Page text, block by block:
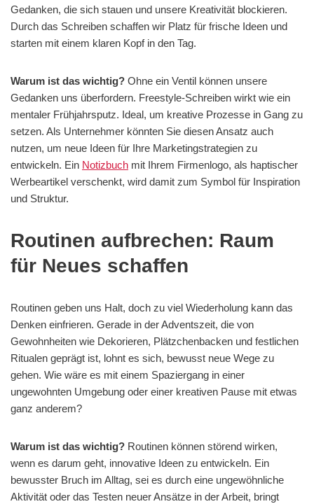
Gedanken, die sich stauen und unsere Kreativität blockieren.
Durch das Schreiben schaffen wir Platz für frische Ideen und
starten mit einem klaren Kopf in den Tag.
Warum ist das wichtig? Ohne ein Ventil können unsere
Gedanken uns überfordern. Freestyle-Schreiben wirkt wie ein
mentaler Frühjahrsputz. Ideal, um kreative Prozesse in Gang zu
setzen. Als Unternehmer könnten Sie diesen Ansatz auch
nutzen, um neue Ideen für Ihre Marketingstrategien zu
entwickeln. Ein Notizbuch mit Ihrem Firmenlogo, als haptischer
Werbeartikel verschenkt, wird damit zum Symbol für Inspiration
und Struktur.
Routinen aufbrechen: Raum
für Neues schaffen
Routinen geben uns Halt, doch zu viel Wiederholung kann das
Denken einfrieren. Gerade in der Adventszeit, die von
Gewohnheiten wie Dekorieren, Plätzchenbacken und festlichen
Ritualen geprägt ist, lohnt es sich, bewusst neue Wege zu
gehen. Wie wäre es mit einem Spaziergang in einer
ungewohnten Umgebung oder einer kreativen Pause mit etwas
ganz anderem?
Warum ist das wichtig? Routinen können störend wirken,
wenn es darum geht, innovative Ideen zu entwickeln. Ein
bewusster Bruch im Alltag, sei es durch eine ungewöhnliche
Aktivität oder das Testen neuer Ansätze in der Arbeit, bringt